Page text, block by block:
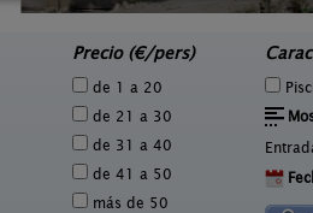
Precio (€/pers)
de 1 a 20
de 21 a 30
de 31 a 40
de 41 a 50
más de 50